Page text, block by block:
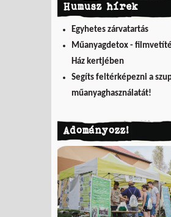
Humusz hírek
Egyhetes zárvatartás
Műanyagdetox -
Ház kertjében
Segíts feltérképezni a
műanyaghasználatát!
Adományozz!